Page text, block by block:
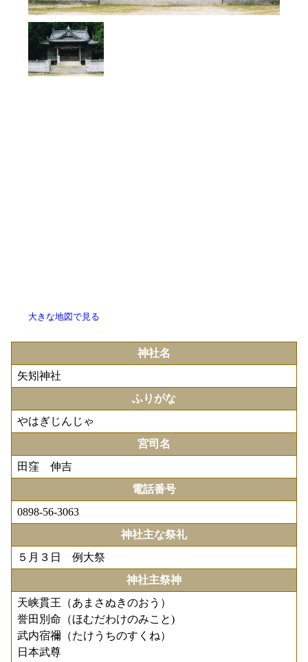
大きな地図で見る
神社名
矢矧神社
ふりがな
やはぎじんじゃ
宮司名
田窪 伸吉
電話番号
0898-56-3063
神社主な祭礼
５月３日 例大祭
神社主祭神
天峡貫王（あまさぬきのおう）
誉田別命（ほむだわけのみこと)
武内宿禰（たけうちのすくね）
日本武尊